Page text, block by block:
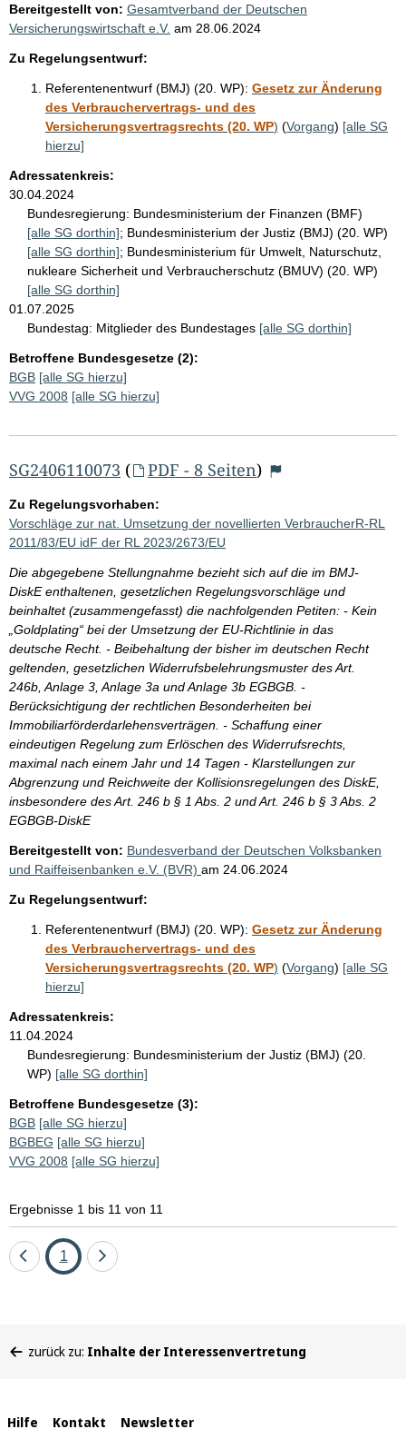
Bereitgestellt von: Gesamtverband der Deutschen
Versicherungswirtschaft e.V. am 28.06.2024
Zu Regelungsentwurf:
Referentenentwurf (BMJ) (20. WP): Gesetz zur Änderung
des Verbrauchervertrags- und des
Versicherungsvertragsrechts (20. WP) (Vorgang) [alle SG
hierzu]
Adressatenkreis:
30.04.2024
Bundesregierung: Bundesministerium der Finanzen (BMF)
[alle SG dorthin]; Bundesministerium der Justiz (BMJ) (20. WP)
[alle SG dorthin]; Bundesministerium für Umwelt, Naturschutz,
nukleare Sicherheit und Verbraucherschutz (BMUV) (20. WP)
[alle SG dorthin]
01.07.2025
Bundestag: Mitglieder des Bundestages [alle SG dorthin]
Betroffene Bundesgesetze (2):
BGB [alle SG hierzu]
VVG 2008 [alle SG hierzu]
SG2406110073 ( PDF - 8 Seiten)
Zu Regelungsvorhaben:
Vorschläge zur nat. Umsetzung der novellierten VerbraucherR-RL
2011/83/EU idF der RL 2023/2673/EU
Die abgegebene Stellungnahme bezieht sich auf die im BMJ-
DiskE enthaltenen, gesetzlichen Regelungsvorschläge und
beinhaltet (zusammengefasst) die nachfolgenden Petiten: - Kein
„Goldplating“ bei der Umsetzung der EU-Richtlinie in das
deutsche Recht. - Beibehaltung der bisher im deutschen Recht
geltenden, gesetzlichen Widerrufsbelehrungsmuster des Art.
246b, Anlage 3, Anlage 3a und Anlage 3b EGBGB. -
Berücksichtigung der rechtlichen Besonderheiten bei
Immobiliarförderdarlehensverträgen. - Schaffung einer
eindeutigen Regelung zum Erlöschen des Widerrufsrechts,
maximal nach einem Jahr und 14 Tagen - Klarstellungen zur
Abgrenzung und Reichweite der Kollisionsregelungen des DiskE,
insbesondere des Art. 246 b § 1 Abs. 2 und Art. 246 b § 3 Abs. 2
EGBGB-DiskE
Bereitgestellt von: Bundesverband der Deutschen Volksbanken
und Raiffeisenbanken e.V. (BVR) am 24.06.2024
Zu Regelungsentwurf:
Referentenentwurf (BMJ) (20. WP): Gesetz zur Änderung
des Verbrauchervertrags- und des
Versicherungsvertragsrechts (20. WP) (Vorgang) [alle SG
hierzu]
Adressatenkreis:
11.04.2024
Bundesregierung: Bundesministerium der Justiz (BMJ) (20.
WP) [alle SG dorthin]
Betroffene Bundesgesetze (3):
BGB [alle SG hierzu]
BGBEG [alle SG hierzu]
VVG 2008 [alle SG hierzu]
Ergebnisse 1 bis 11 von 11
EineSeite
1
Eine
befinden
zurück zu: Inhalte der Interessenvertretung
Hilfe Kontakt Newsletter